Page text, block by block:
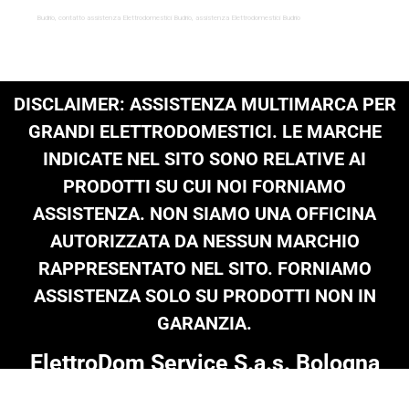
Budrio, contatto assistenza Elettrodomestici Budrio, assistenza Elettrodomestici Budrio
DISCLAIMER: ASSISTENZA MULTIMARCA PER
GRANDI ELETTRODOMESTICI. LE MARCHE
INDICATE NEL SITO SONO RELATIVE AI
PRODOTTI SU CUI NOI FORNIAMO
ASSISTENZA. NON SIAMO UNA OFFICINA
AUTORIZZATA DA NESSUN MARCHIO
RAPPRESENTATO NEL SITO. FORNIAMO
ASSISTENZA SOLO SU PRODOTTI NON IN
GARANZIA.
ElettroDom Service S.a.s. Bologna